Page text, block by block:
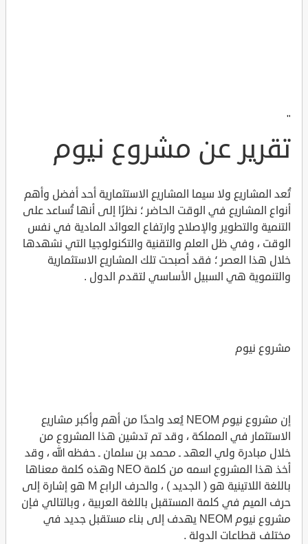
"
تقرير عن مشروع نيوم
تُعد المشاريع ولا سيما المشاريع الاستثمارية أحد أفضل وأهم
أنواع المشاريع في الوقت الحاضر ؛ نظرًا إلى أنها تُساعد على
التنمية والتطوير والإصلاح وارتفاع العوائد المادية في نفس
الوقت ، وفي ظل العلم والتقنية والتكنولوجيا التي نشهدها
خلال هذا العصر ؛ فقد أصبحت تلك المشاريع الاستثمارية
والتنموية هي السبيل الأساسي لتقدم الدول .
مشروع نيوم
إن مشروع نيوم NEOM يُعد واحدًا من أهم وأكبر مشاريع
الاستثمار في المملكة ، وقد تم تدشين هذا المشروع من
خلال مبادرة ولي العهد ـ محمد بن سلمان ـ حفظه الله ، وقد
أخذ هذا المشروع اسمه من كلمة NEO وهذه كلمة معناها
باللغة اللاتينية هو ( الجديد ) ، والحرف الرابع M هو إشارة إلى
حرف الميم في كلمة المستقبل باللغة العربية ، وبالتالي فإن
مشروع نيوم NEOM يهدف إلى بناء مستقبل جديد في
مختلف قطاعات الدولة .